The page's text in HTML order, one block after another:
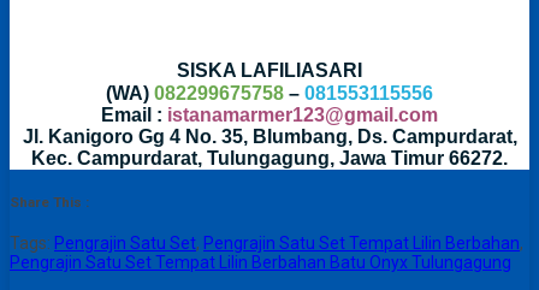
SISKA LAFILIASARI
(WA) 082299675758 – 081553115556
Email : istanamarmer123@gmail.com
Jl. Kanigoro Gg 4 No. 35, Blumbang, Ds. Campurdarat,
Kec. Campurdarat, Tulungagung, Jawa Timur 66272.
Share This :
Tags: Pengrajin Satu Set, Pengrajin Satu Set Tempat Lilin Berbahan,
Pengrajin Satu Set Tempat Lilin Berbahan Batu Onyx Tulungagung